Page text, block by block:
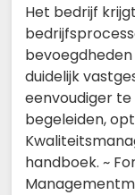
Het bedrijf
duidelijk
eenvoudiger
begeleiden,
handboek. ~